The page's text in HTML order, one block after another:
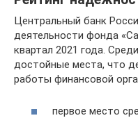
Центральный банк
деятельности фонда
квартал 2021 года.
достойные места, что
работы финансовой
первое место